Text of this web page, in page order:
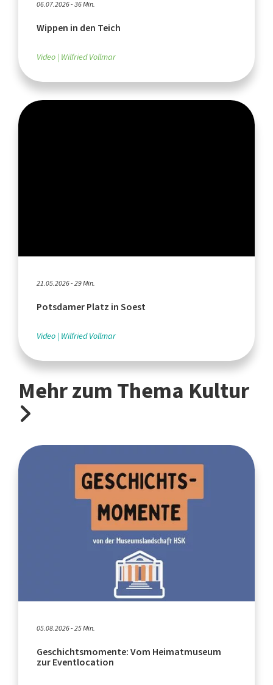
06.07.2026 - 36 Min.
Wippen in den Teich
Video Wilfried Vollmar
21.05.2026 - 29 Min.
Potsdamer Platz in Soest
Video Wilfried Vollmar
Mehr zum Thema Kultur
05.08.2026 - 25 Min.
Geschichtsmomente: Vom Heimatmuseum
zur Eventlocation